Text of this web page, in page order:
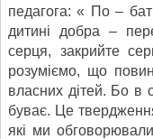
педагога: « По –
дитині добра –
серця, закрийте
розуміємо, що
власних дітей. Бо в
буває. Це
які ми